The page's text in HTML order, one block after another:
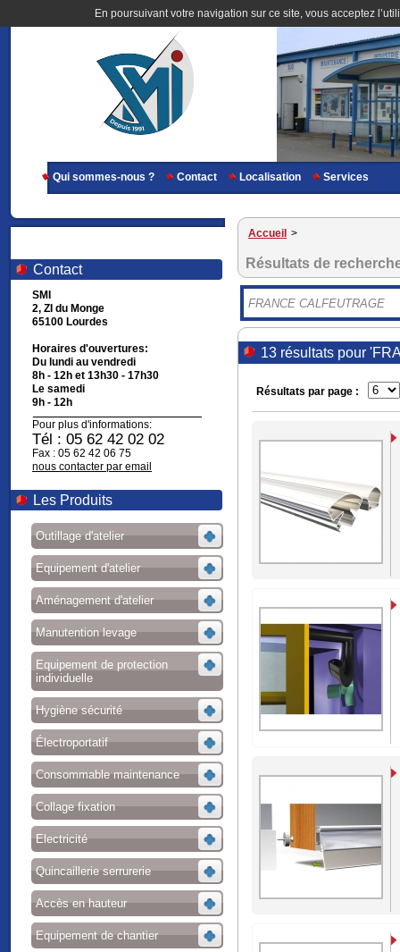
En poursuivant votre navigation sur ce site, vous acceptez
Qui sommes-nous ? Contact Localisation Services
Contact
SMI
2, ZI du Monge
65100 Lourdes
Horaires d'ouvertures:
Du lundi au vendredi
8h - 12h et 13h30 - 17h30
Le samedi
9h - 12h
Pour plus d'informations:
Tél : 05 62 42 02 02
Fax : 05 62 42 06 75
nous contacter par email
Les Produits
Outillage d'atelier
Equipement d'atelier
Aménagement d'atelier
Manutention levage
Equipement de protection
individuelle
Hygiène sécurité
Électroportatif
Consommable maintenance
Collage fixation
Electricité
Quincaillerie serrurerie
Accès en hauteur
Equipement de chantier
Accueil >
Résultats de
13 résultats pour
Résultats par page :